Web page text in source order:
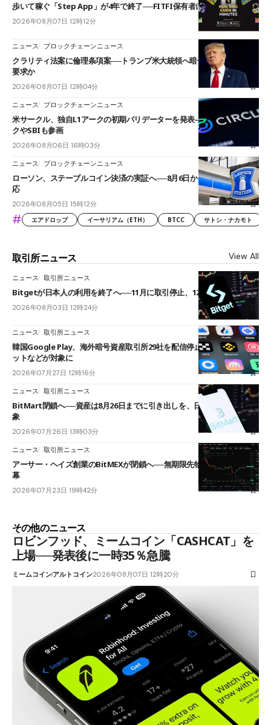
歩いて稼ぐ「Step App」が4年で終了──FITFI保有者に対応呼びかけ
2026年08月07日 12時12分
ニュース ブロックチェーンニュース
クラリティ法案に倫理条項案──トランプ米大統領へ暗号資産事業の売却
要求か
2026年08月07日 12時04分
ニュース ブロックチェーンニュース
米サークル、独自L1アークの初期バリデーターを発表――ブラックロッ
クやSBIも参画
2026年08月06日 16時03分
ニュース ブロックチェーンニュース
ローソン、ステーブルコイン決済の実証へ──8月6日からJPYCやUSDC対
応
2026年08月05日 15時12分
# エアドロップ イーサリアム（ETH） BTCC サトシ・ナカモト
取引所ニュース View All
ニュース 取引所ニュース
Bitgetが日本人の利用を終了へ──11月に取引停止、12月末に強制決済
2026年08月03日 12時24分
ニュース 取引所ニュース
韓国Google Play、海外暗号資産取引所29社を配信停止──OKXやバイビ
ットなどが対象に
2026年07月27日 12時16分
ニュース 取引所ニュース
BitMart閉鎖へ──資産は8月26日までに引き出しを、日本人利用者も対
象
2026年07月26日 13時03分
ニュース 取引所ニュース
アーサー・ヘイズ創業のBitMEXが閉鎖へ──無期限先物を生んだ11年に
幕
2026年07月23日 19時42分
その他のニュース
ロビンフッド、ミームコイン「CASHCAT」を
上場──発表後に一時35％急騰
ミームコインアルトコイン2026年08月07日 12時20分